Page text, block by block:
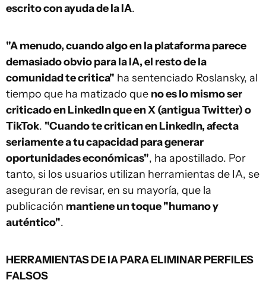
escrito con ayuda de la IA.
"A menudo, cuando algo en la plataforma parece
demasiado obvio para la IA, el resto de la
comunidad te critica" ha sentenciado Roslansky, al
tiempo que ha matizado que no es lo mismo ser
criticado en LinkedIn que en X (antigua Twitter) o
TikTok. "Cuando te critican en LinkedIn, afecta
seriamente a tu capacidad para generar
oportunidades económicas", ha apostillado. Por
tanto, si los usuarios utilizan herramientas de IA, se
aseguran de revisar, en su mayoría, que la
publicación mantiene un toque "humano y
auténtico".
HERRAMIENTAS DE IA PARA ELIMINAR PERFILES
FALSOS